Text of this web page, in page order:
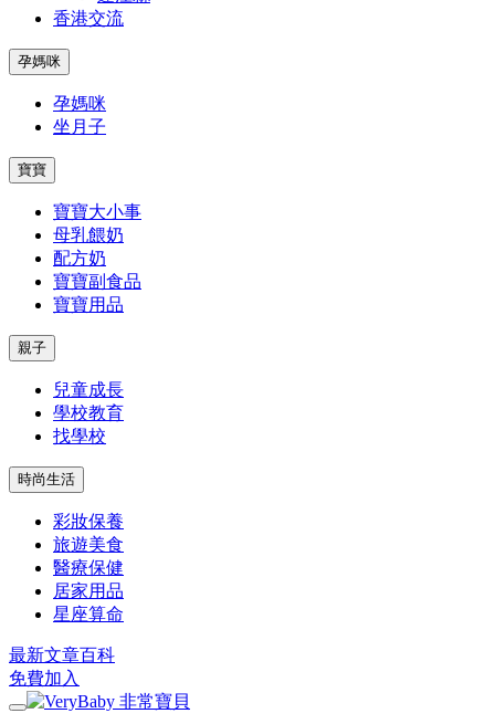
香港交流
孕媽咪
孕媽咪
坐月子
寶寶
寶寶大小事
母乳餵奶
配方奶
寶寶副食品
寶寶用品
親子
兒童成長
學校教育
找學校
時尚生活
彩妝保養
旅遊美食
醫療保健
居家用品
星座算命
最新文章百科
免費加入